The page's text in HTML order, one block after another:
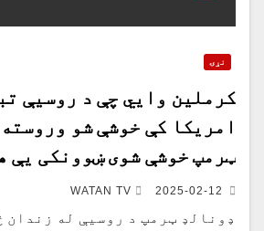
نړۍ
کرملین وايي چې د روسیې
امریکا کې خوشې شو
ټرمپ خوشې شوی ښوونکی یې
2025-02-12
WATAN TV
ډونالډ ټرمپ د روسیې له زندان